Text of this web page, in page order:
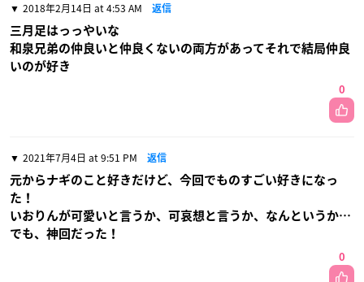
2018年2月14日 at 4:53 AM 返信
三月足はっっやいな
和泉兄弟の仲良いと仲良くないの両方があってそれで結局仲良
いのが好き
0
2021年7月4日 at 9:51 PM 返信
元からナギのこと好きだけど、今回でものすごい好きになっ
た！
いおりんが可愛いと言うか、可哀想と言うか、なんというか…
でも、神回だった！
0